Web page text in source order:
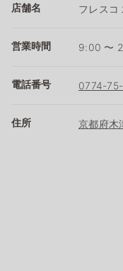
店舗名 フレスコ
営業時間 9:00 〜
電話番号 0774-
住所 京都府木